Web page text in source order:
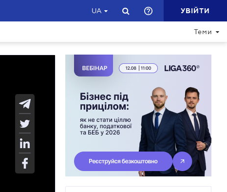
UA УВІЙТИ
Теми